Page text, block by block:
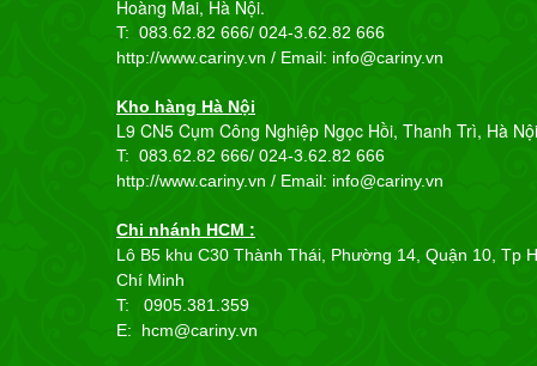
Hoàng Mai, Hà Nội.
T: 083.62.82 666/ 024-3.62.82 666
http://www.cariny.vn / Email: info@cariny.vn
Kho hàng Hà Nội
L9 CN5 Cụm Công Nghiệp Ngọc Hồi, Thanh Trì, Hà Nội
T: 083.62.82 666/ 024-3.62.82 666
http://www.cariny.vn / Email: info@cariny.vn
Chi nhánh HCM :
Lô B5 khu C30 Thành Thái, Phường 14, Quận 10, Tp
Chí Minh
T: 0905.381.359
E: hcm@cariny.vn